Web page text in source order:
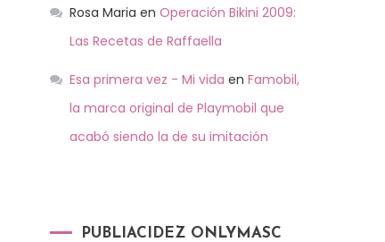
Rosa Maria en Operación Bikini 2009:
Las Recetas de Raffaella
Esa primera vez - Mi vida en Famobil,
la marca original de Playmobil que
acabó siendo la de su imitación
PUBLIACIDEZ ONLYMASC